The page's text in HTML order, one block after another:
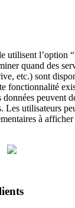
utilisent l’option
quand des
etc.) sont
fonctionnalité
peuvent
Les utilisateurs
à